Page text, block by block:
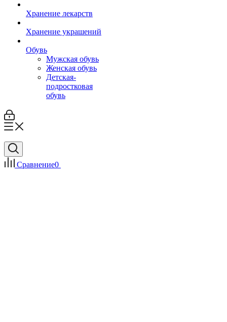
Хранение лекарств
Хранение украшений
Обувь
Мужская обувь
Женская обувь
Детская-
подростковая
обувь
Сравнение0